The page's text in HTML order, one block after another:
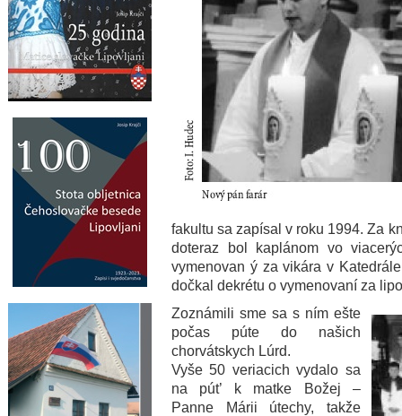
fakultu sa zapísal v roku 1994. Za
doteraz bol kaplánom vo
vymenovan ý za vikára v
dočkal dekrétu o vymenovaní za
Zoznámili sme sa s ním ešte
počas púte do našich
chorvátskych Lúrd.
Vyše 50 veriacich vydalo sa
na pút’ k matke Božej –
Panne Márii útechy, takže